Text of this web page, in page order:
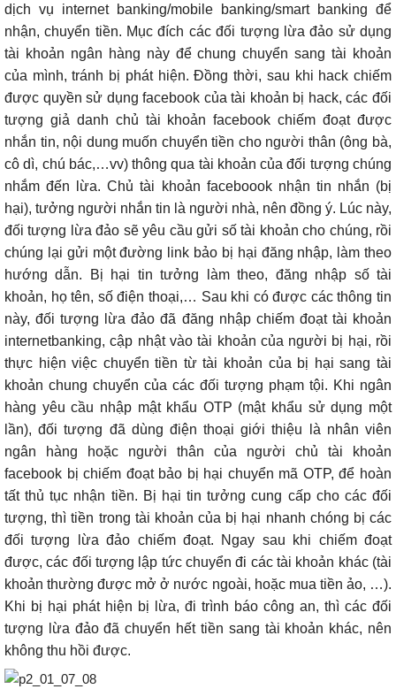
dịch vụ internet banking/mobile banking/smart banking để
nhận, chuyển tiền. Mục đích các đối tượng lừa đảo sử dụng
tài khoản ngân hàng này để chung chuyển sang tài khoản
của mình, tránh bị phát hiện. Đồng thời, sau khi hack chiếm
được quyền sử dụng facebook của tài khoản bị hack, các đối
tượng giả danh chủ tài khoản facebook chiếm đoạt được
nhắn tin, nội dung muốn chuyển tiền cho người thân (ông bà,
cô dì, chú bác,…vv) thông qua tài khoản của đối tượng chúng
nhắm đến lừa. Chủ tài khoản faceboook nhận tin nhắn (bị
hại), tưởng người nhắn tin là người nhà, nên đồng ý. Lúc này,
đối tượng lừa đảo sẽ yêu cầu gửi số tài khoản cho chúng, rồi
chúng lại gửi một đường link bảo bị hại đăng nhập, làm theo
hướng dẫn. Bị hại tin tưởng làm theo, đăng nhập số tài
khoản, họ tên, số điện thoại,… Sau khi có được các thông tin
này, đối tượng lừa đảo đã đăng nhập chiếm đoạt tài khoản
internetbanking, cập nhật vào tài khoản của người bị hại, rồi
thực hiện việc chuyển tiền từ tài khoản của bị hại sang tài
khoản chung chuyển của các đối tượng phạm tội. Khi ngân
hàng yêu cầu nhập mật khẩu OTP (mật khẩu sử dụng một
lần), đối tượng đã dùng điện thoại giới thiệu là nhân viên
ngân hàng hoặc người thân của người chủ tài khoản
facebook bị chiếm đoạt bảo bị hại chuyển mã OTP, để hoàn
tất thủ tục nhận tiền. Bị hại tin tưởng cung cấp cho các đối
tượng, thì tiền trong tài khoản của bị hại nhanh chóng bị các
đối tượng lừa đảo chiếm đoạt. Ngay sau khi chiếm đoạt
được, các đối tượng lập tức chuyển đi các tài khoản khác (tài
khoản thường được mở ở nước ngoài, hoặc mua tiền ảo, …).
Khi bị hại phát hiện bị lừa, đi trình báo công an, thì các đối
tượng lừa đảo đã chuyển hết tiền sang tài khoản khác, nên
không thu hồi được.